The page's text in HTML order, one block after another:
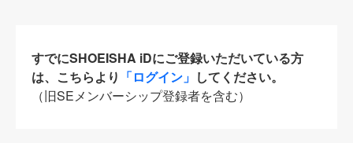
すでにSHOEISHA iDにご登録いただいている方
は、こちらより 「ログイン」 してください。
（旧SEメンバーシップ登録者を含む）